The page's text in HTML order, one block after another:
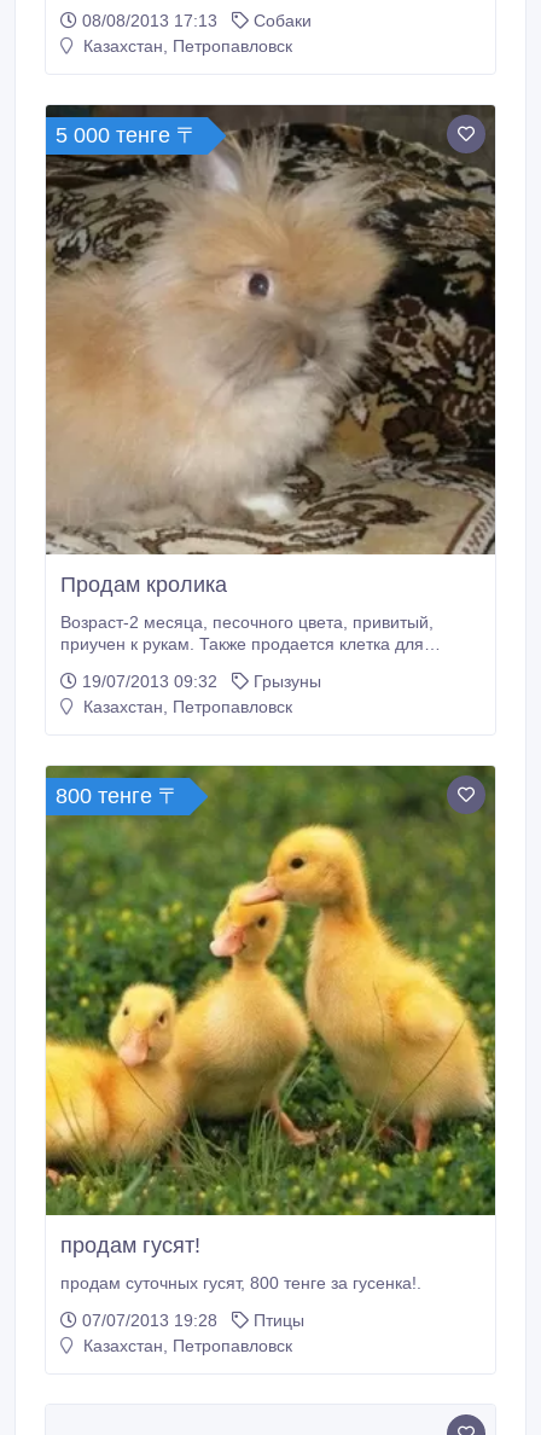
08/08/2013 17:13
Собаки
Казахстан, Петропавловск
5 000 тенге 〒
Продам кролика
Возраст-2 месяца, песочного цвета, привитый,
приучен к рукам. Также продается клетка для
сено, гигиенический наполнитель и 2
кормушки.Обращаться по телефонам: 8-701-102-
19/07/2013 09:32
Грызуны
Казахстан, Петропавловск
800 тенге 〒
продам гусят!
продам суточных гусят, 800 тенге за гусенка!.
07/07/2013 19:28
Птицы
Казахстан, Петропавловск